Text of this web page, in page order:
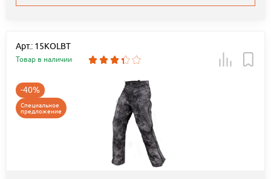
Арт.: 15KOLBT
Товар в наличии
-40%
Специальное
предложение